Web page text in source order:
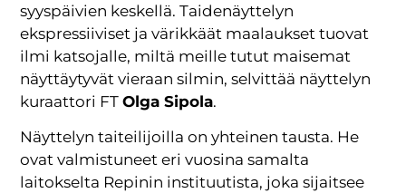
syyspäivien keskellä. Taidenäyttelyn
ekspressiiviset ja värikkäät maalaukset tuovat
ilmi katsojalle, miltä meille tutut maisemat
näyttäytyvät vieraan silmin, selvittää näyttelyn
kuraattori FTOlga Sipola.
Näyttelyn taiteilijoilla on yhteinen tausta. He
ovat valmistuneet eri vuosina samalta
laitokselta Repinin instituutista, joka sijaitsee